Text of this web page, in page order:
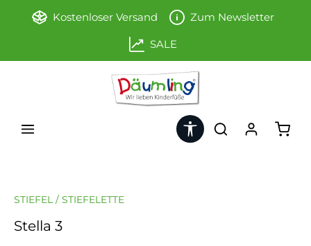
Zum Hauptinhalt springen
Kostenloser Versand Zum Newsletter
SALE
Werkzeugleiste anzeigen
STIEFEL / STIEFELETTE
Stella 3